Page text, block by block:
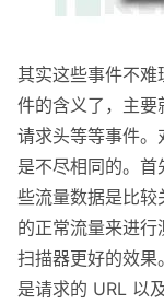
其实这些事件不
件的含义了，主
请求头等等事件。
是不尽相同的。
些流量数据是比较
的正常流量来进
扫描器更好的效
是请求的 URL 以